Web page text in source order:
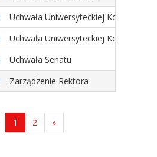
Uchwała Uniwersyteckiej Komisji
Uchwała Uniwersyteckiej Komisji
Uchwała Senatu
Zarządzenie Rektora
1 2 »